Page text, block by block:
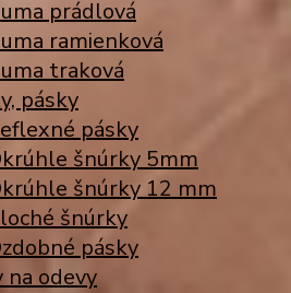
prádlová
ramienková
traková
pásky
pásky
šnúrky 5mm
šnúrky 12 mm
šnúrky
pásky
odevy